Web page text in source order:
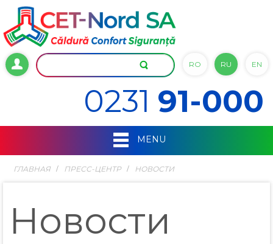
RO RU EN
0231 91-000
MENU
ГЛАВНАЯ ПРЕСС-ЦЕНТР НОВОСТИ
Новости